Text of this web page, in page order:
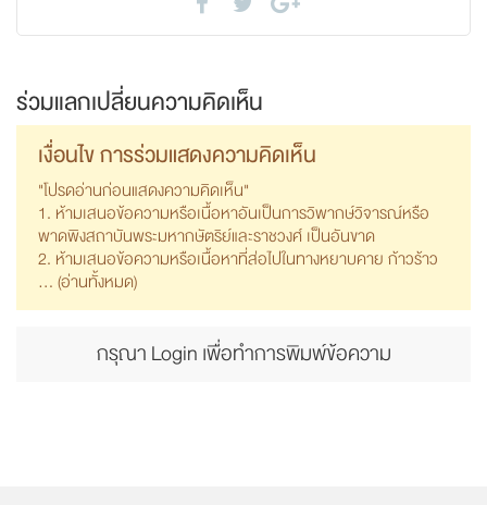
ร่วมแลกเปลี่ยนความคิดเห็น
เงื่อนไข การร่วมแสดงความคิดเห็น
"โปรดอ่านก่อนแสดงความคิดเห็น"
1. ห้ามเสนอข้อความหรือเนื้อหาอันเป็นการวิพากษ์วิจารณ์หรือ
พาดพิงสถาบันพระมหากษัตริย์และราชวงศ์ เป็นอันขาด
2. ห้ามเสนอข้อความหรือเนื้อหาที่ส่อไปในทางหยาบคาย ก้าวร้าว
... (อ่านทั้งหมด)
กรุณา Login เพื่อทำการพิมพ์ข้อความ